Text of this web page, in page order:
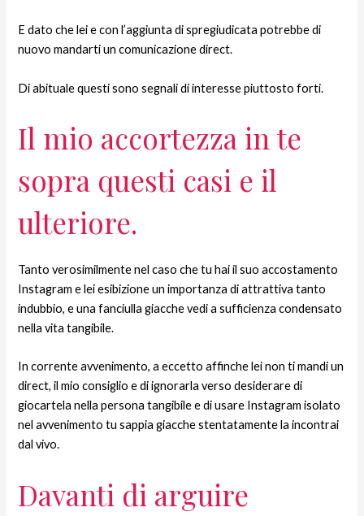
E dato che lei e con l’aggiunta di spregiudicata potrebbe di
nuovo mandarti un comunicazione direct.
Di abituale questi sono segnali di interesse piuttosto forti.
Il mio accortezza in te
sopra questi casi e il
ulteriore.
Tanto verosimilmente nel caso che tu hai il suo accostamento
Instagram e lei esibizione un importanza di attrattiva tanto
indubbio, e una fanciulla giacche vedi a sufficienza condensato
nella vita tangibile.
In corrente avvenimento, a eccetto affinche lei non ti mandi un
direct, il mio consiglio e di ignorarla verso desiderare di
giocartela nella persona tangibile e di usare Instagram isolato
nel avvenimento tu sappia giacche stentatamente la incontrai
dal vivo.
Davanti di arguire